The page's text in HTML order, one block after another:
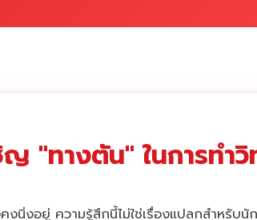
"ทางตัน" ในการทำ
งนิ่งอยู่ ความรู้สึกนี้ไม่ใช่เรื่องแปลกสำหรั